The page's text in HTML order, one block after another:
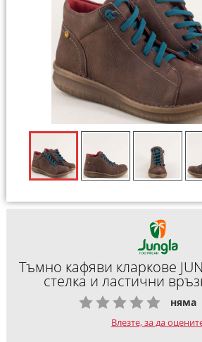
Тъмно кафяви кларкове
стелка и ластични
няма
Влезте, за да